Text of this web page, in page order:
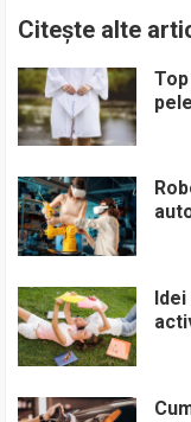
Citește alte